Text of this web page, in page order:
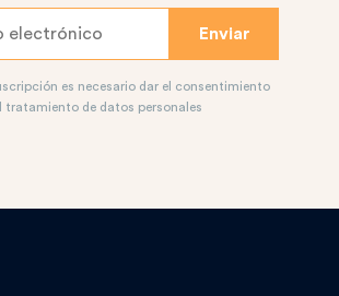
es necesario dar el consentimiento
tratamiento de datos personales